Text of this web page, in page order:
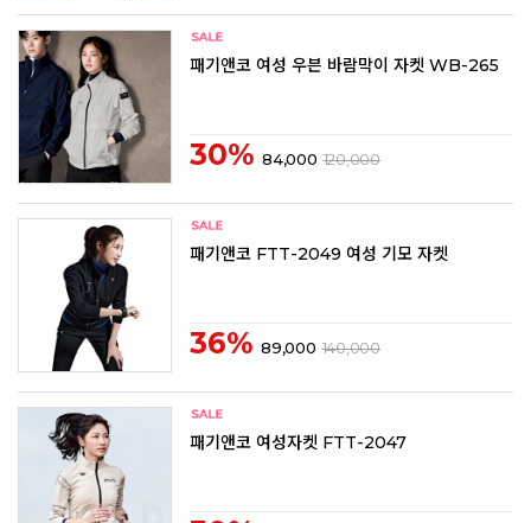
패기앤코 여성 우븐 바람막이 자켓 WB-265
30% 84,000 120,000
패기앤코 FTT-2049 여성 기모 자켓
36% 89,000 140,000
패기앤코 여성자켓 FTT-2047